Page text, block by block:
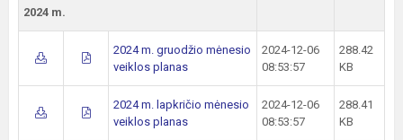
2024 m.
2024 m. gruodžio mėnesio
veiklos planas
2024-12-06
08:53:57
288.42
KB
2024 m. lapkričio mėnesio
veiklos planas
2024-12-06
08:53:57
288.41
KB